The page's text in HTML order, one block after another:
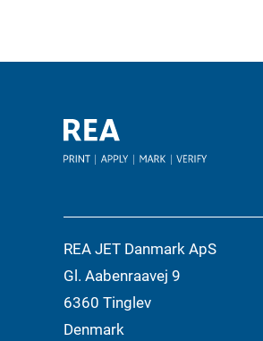
REA JET Danmark ApS
Gl. Aabenraavej 9
6360 Tinglev
Denmark